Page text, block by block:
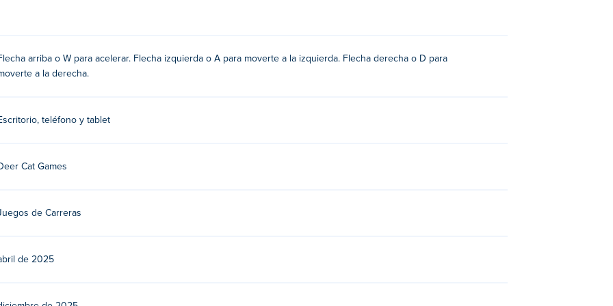
y derecha o las teclas A y D para moverse hacia la izquierda y la derecha!
móviles y computadoras de escritorio?
arriba o W para acelerar. Flecha izquierda o A para moverte a la izquierda. Flecha derecha o D para
a la derecha.
teléfono y tablet
Cat Games
de Carreras
de 2025